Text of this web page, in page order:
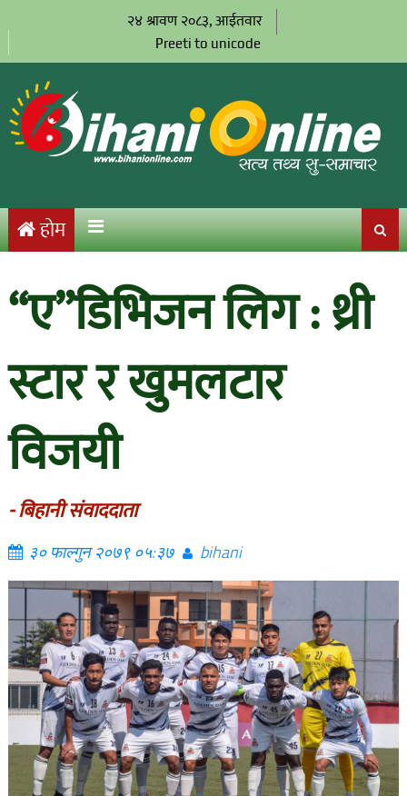
२४ श्रावण २०८३, आईतवार
Preeti to unicode
होम
“ए”डिभिजन लिग : थ्री
स्टार र खुमलटार
विजयी
- बिहानी संवाददाता
३० फाल्गुन २०७९ ०५:३७ bihani